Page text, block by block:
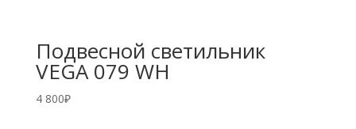
Подвесной светильник
VEGA 079 WH
4 800₽